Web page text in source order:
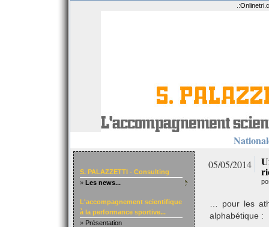
.:
S. PALAZZETTI - Consulting
» Les news...
L'accompagnement scientifique
à la performance sportive...
» Présentation
05/05/2014
… pour les
alphabétique :